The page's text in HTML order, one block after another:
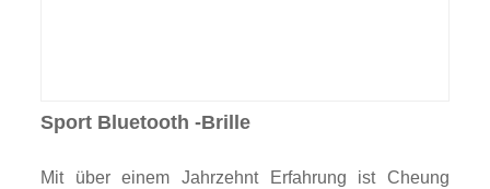
Sport Bluetooth -Brille
Mit über einem Jahrzehnt Erfahrung ist Cheung